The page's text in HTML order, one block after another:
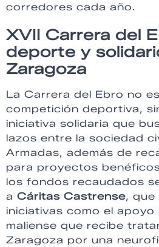
corredores cada año.
XVII Carrera del
deporte y
Zaragoza
La Carrera del Ebro no
competición deportiva,
iniciativa solidaria que
lazos entre la sociedad
Armadas, además de
para proyectos
los fondos recaudados
a Cáritas Castrense, que
iniciativas como el apoyo
maliense que recibe
Zaragoza por una